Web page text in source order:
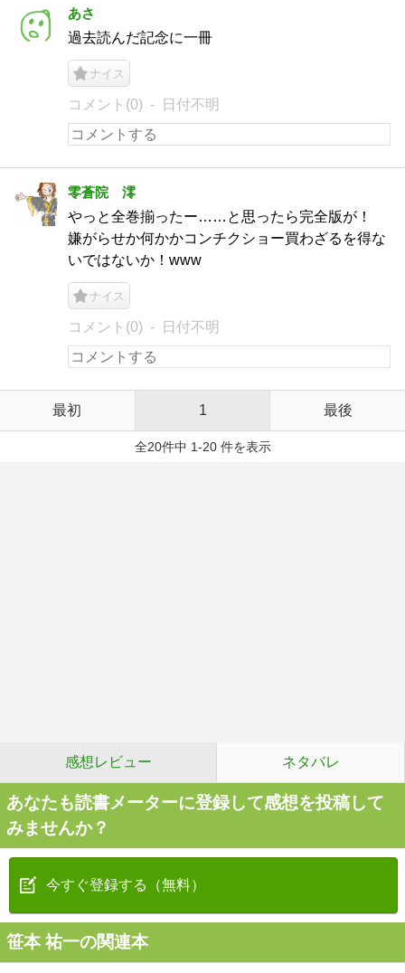
あさ
過去読んだ記念に一冊
ナイス
コメント(0) 日付不明
零蒼院 澪
やっと全巻揃ったー……と思ったら完全版が！
嫌がらせか何かかコンチクショー買わざるを得な
いではないか！www
ナイス
コメント(0) 日付不明
最初 1 最後
全20件中 1-20 件を表示
感想レビュー ネタバレ
あなたも読書メーターに登録して感想を投稿して
みませんか？
今すぐ登録する（無料）
笹本 祐一の関連本